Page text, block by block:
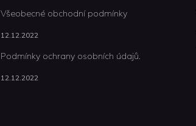
Všeobecné obchodní podmínky
12.12.2022
Podmínky ochrany osobních údajů.
12.12.2022